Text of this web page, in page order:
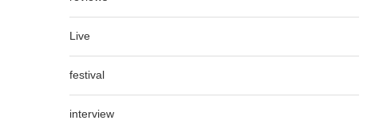
Live
festival
interview